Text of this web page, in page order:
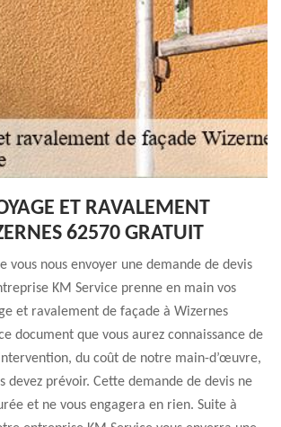
ET RAVALEMENT
62570 GRATUIT
vous nous envoyer une demande de devis
KM Service prenne en main vos
et ravalement de façade à Wizernes
document que vous aurez connaissance de
du coût de notre main-d’œuvre,
devez prévoir. Cette demande de devis ne
et ne vous engagera en rien. Suite à